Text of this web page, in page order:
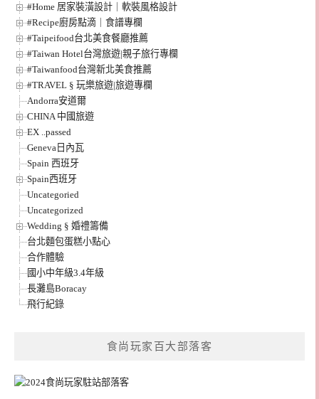
#Home 居家裝潢設計｜軟裝風格設計
#Recipe廚房點滴｜食譜專欄
#Taipeifood台北美食餐廳推薦
#Taiwan Hotel台灣旅遊|親子旅行專欄
#Taiwanfood台灣新北美食推薦
#TRAVEL § 玩樂旅遊|旅遊專欄
Andorra安道爾
CHINA 中國旅遊
EX ..passed
Geneva日內瓦
Spain 西班牙
Spain西班牙
Uncategoried
Uncategorized
Wedding § 婚禮籌備
台北麵包蛋糕小點心
合作體驗
國小中年級3.4年級
長灘島Boracay
飛行紀錄
食尚玩家百大部落客